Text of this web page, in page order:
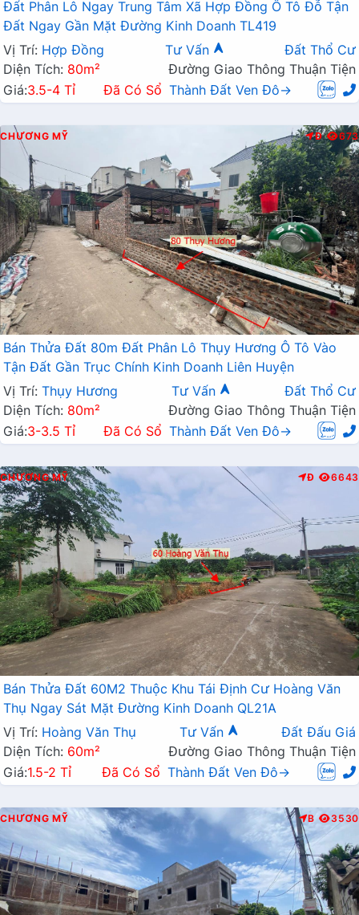
Đất Phân Lô Ngay Trung Tâm Xã Hợp Đồng Ô Tô Đỗ Tận
Đất Ngay Gần Mặt Đường Kinh Doanh TL419
Vị Trí: Hợp Đồng Tư Vấn
Đất Thổ Cư
Diện Tích: 80m²
Đường Giao Thông Thuận Tiện
Giá:3.5-4 Tỉ Đã Có Sổ Thành Đất Ven Đô→
CHƯƠNG MỸ Đ 673
Bán Thửa Đất 80m Đất Phân Lô Thụy Hương Ô Tô Vào
Tận Đất Gần Trục Chính Kinh Doanh Liên Huyện
Vị Trí: Thụy Hương Tư Vấn
Đất Thổ Cư
Diện Tích: 80m²
Đường Giao Thông Thuận Tiện
Giá:3-3.5 Tỉ Đã Có Sổ Thành Đất Ven Đô→
CHƯƠNG MỸ Đ 6643
Bán Thửa Đất 60M2 Thuộc Khu Tái Định Cư Hoàng Văn
Thụ Ngay Sát Mặt Đường Kinh Doanh QL21A
Vị Trí: Hoàng Văn Thụ Tư Vấn
Đất Đấu Giá
Diện Tích: 60m²
Đường Giao Thông Thuận Tiện
Giá:1.5-2 Tỉ Đã Có Sổ Thành Đất Ven Đô→
CHƯƠNG MỸ B 3530